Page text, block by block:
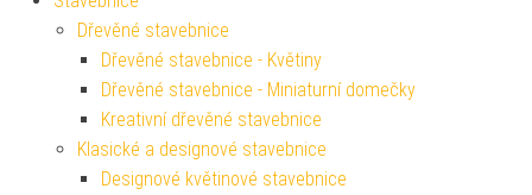
Dřevěné stavebnice
Dřevěné stavebnice - Květiny
Dřevěné stavebnice - Miniaturní domečky
Kreativní dřevěné stavebnice
Klasické a designové stavebnice
Designové květinové stavebnice